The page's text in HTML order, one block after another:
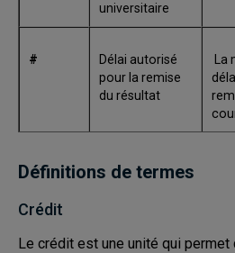
universitaire
#
Délai autorisé
pour la remise
du résultat
Définitions de termes
Crédit
Le crédit est une unité qui permet